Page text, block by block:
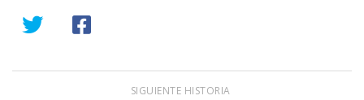
SIGUIENTE HISTORIA